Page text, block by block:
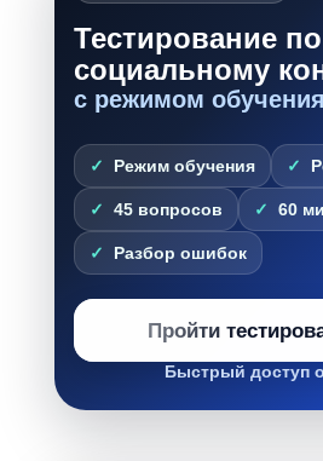
Тестирование по
социальному
с режимом
Режим обучения
45 вопросов 60
Разбор ошибок
Пройти
Быстрый доступ